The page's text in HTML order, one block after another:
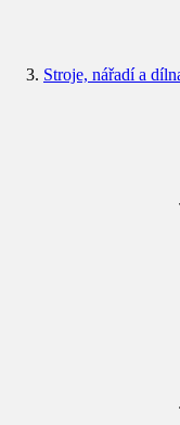
Stroje, nářadí a